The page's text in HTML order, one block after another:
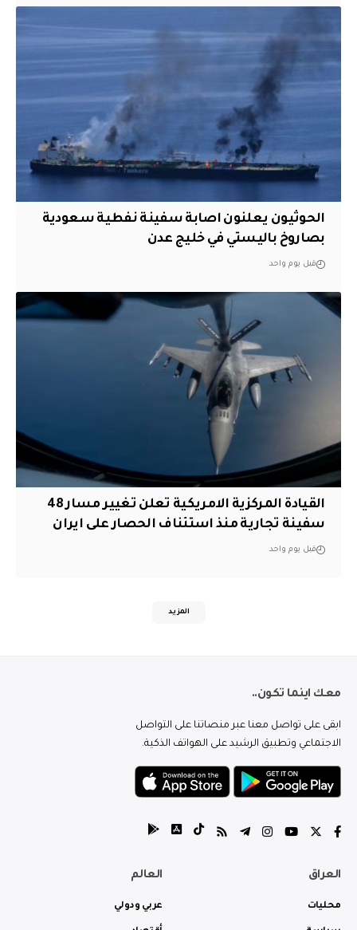
الحوثيون يعلنون اصابة سفينة نفطية سعودية
بصاروخ باليستي في خليج عدن
قبل يوم واحد
القيادة المركزية الامريكية تعلن تغيير مسار 48
سفينة تجارية منذ استئناف الحصار على ايران
قبل يوم واحد
المزيد
معك اينما تكون..
ابقى على تواصل معنا عبر منصاتنا على التواصل
الاجتماعي وتطبيق الرشيد على الهواتف الذكية.
العراق
محليات
العالم
عربي ودولي